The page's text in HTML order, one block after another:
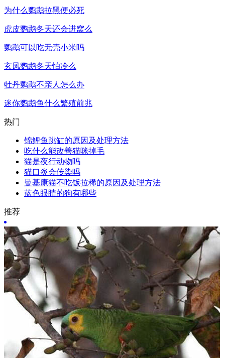
为什么鹦鹉拉黑便必死
虎皮鹦鹉冬天还会进窝么
鹦鹉可以吃无壳小米吗
玄凤鹦鹉冬天怕冷么
牡丹鹦鹉不亲人怎么办
迷你鹦鹉鱼什么繁殖前兆
热门
锦鲤鱼跳缸的原因及处理方法
吃什么能改善猫咪掉毛
猫是夜行动物吗
猫口炎会传染吗
曼基康猫不吃饭拉稀的原因及处理方法
蓝色眼睛的狗有哪些
推荐